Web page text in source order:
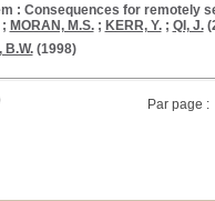
: Consequences for remotely
MORAN, M.S.; KERR, Y.; QI, J.
B.W.(1998)
Par page :